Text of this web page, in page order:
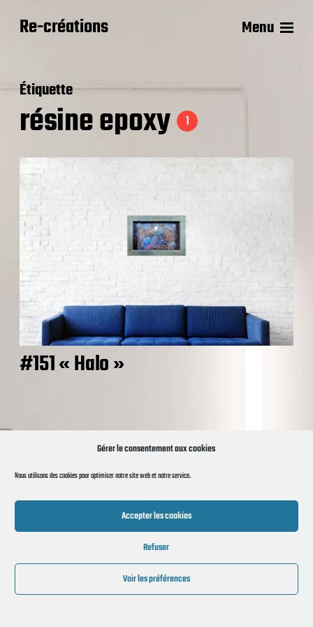
Gérer le consentement aux cookies
Nous utilisons des cookies pour optimiser notre site web et notre service.
Accepter les cookies
Refuser
Voir les préférences
Re-créations Menu
Étiquette
résine epoxy 1
#151 « Halo »
© 2026 Re-créations